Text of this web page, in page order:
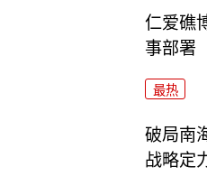
仁爱礁
事部署
最热
破局南
战略定